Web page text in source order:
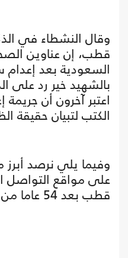
قطب، إن عناوين
السعودية بعد
بالشهيد خير رد على
اعتبر آخرون أن
الكتب لتبيان حقيقة
وفيما يلي نرصد أبرز
على مواقع التواصل
قطب بعد 54 عاما من إعدام: